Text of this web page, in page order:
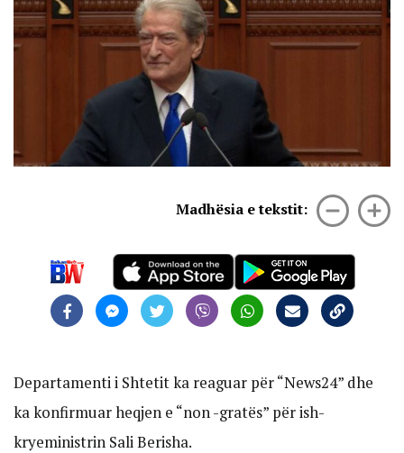
Madhësia e tekstit:
Departamenti i Shtetit ka reaguar për “News24” dhe
ka konfirmuar heqjen e “non -gratës” për ish-
kryeministrin Sali Berisha.